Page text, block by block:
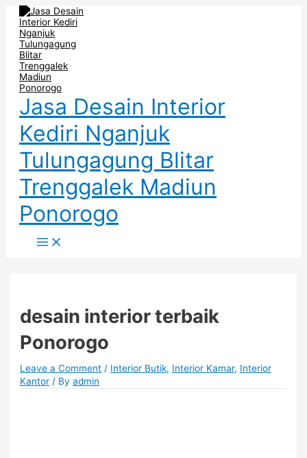
Skip
content
Jasa Desain Interior
Kediri Nganjuk
Tulungagung Blitar
Trenggalek Madiun
Ponorogo
Menu
desain interior terbaik
Ponorogo
Leave a Comment / Interior Butik, Interior Kamar, Interior
Kantor / Byadmin
Post
navigation